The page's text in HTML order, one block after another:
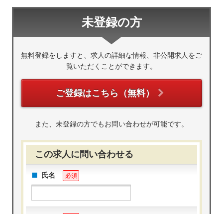
未登録の方
無料登録をしますと、求人の詳細な情報、非公開求人をご
覧いただくことができます。
ご登録はこちら（無料）
また、未登録の方でもお問い合わせが可能です。
この求人に問い合わせる
氏名 必須